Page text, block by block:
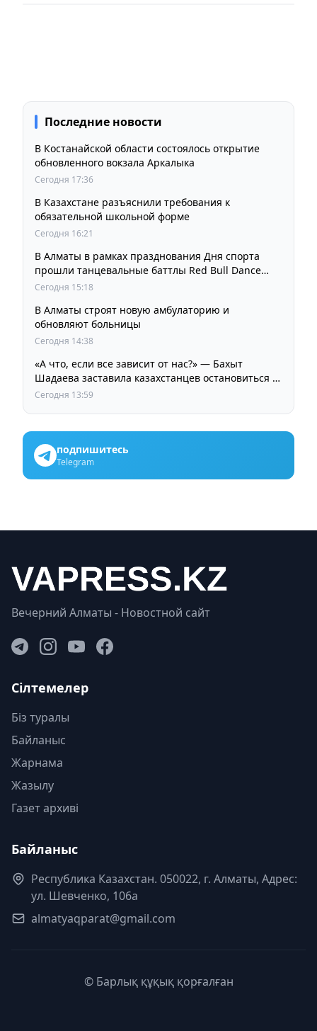
Последние новости
В Костанайской области состоялось открытие
обновленного вокзала Аркалыка
Сегодня 17:36
В Казахстане разъяснили требования к
обязательной школьной форме
Сегодня 16:21
В Алматы в рамках празднования Дня спорта
прошли танцевальные баттлы Red Bull Dance
Your Style
Сегодня 15:18
В Алматы строят новую амбулаторию и
обновляют больницы
Сегодня 14:38
«А что, если все зависит от нас?» — Бахыт
Шадаева заставила казахстанцев остановиться и
задуматься
Сегодня 13:59
подпишитесь
Telegram
Вечерний Алматы - Новостной сайт
Сілтемелер
Біз туралы
Байланыс
Жарнама
Жазылу
Газет архиві
Байланыс
Республика Казахстан. 050022, г. Алматы, Адрес:
ул. Шевченко, 106а
almatyaqparat@gmail.com
© Барлық құқық қорғалған